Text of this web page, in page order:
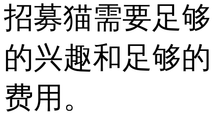
招募猫需要足够
的兴趣和足够的
费用。